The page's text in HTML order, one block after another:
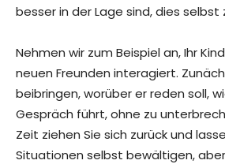
besser in der Lage sind, dies selbst
Nehmen wir zum Beispiel an, Ihr
neuen Freunden interagiert.
beibringen, worüber er reden soll,
Gespräch führt, ohne zu
Zeit ziehen Sie sich zurück und
Situationen selbst bewältigen,